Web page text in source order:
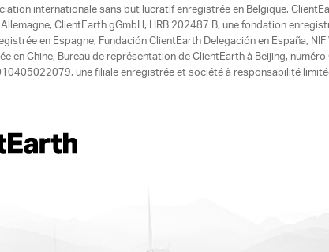
internationale sans but lucratif enregistrée en Belgique,
ClientEarth gGmbH, HRB 202487 B, une fondation
en Espagne, Fundación ClientEarth Delegación en España,
en Chine, Bureau de représentation de ClientEarth à Beijing,
une filiale enregistrée et société à responsabilité